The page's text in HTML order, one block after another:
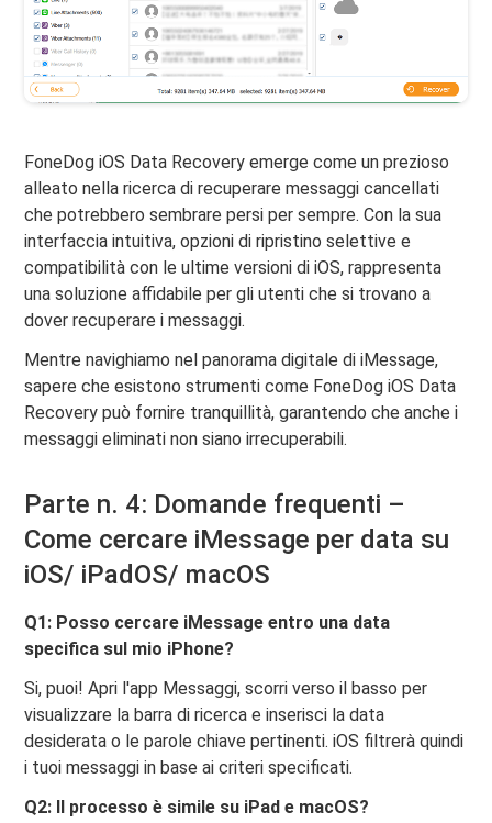
FoneDog iOS Data Recovery emerge come un prezioso
alleato nella ricerca di recuperare messaggi cancellati
che potrebbero sembrare persi per sempre. Con la sua
interfaccia intuitiva, opzioni di ripristino selettive e
compatibilità con le ultime versioni di iOS, rappresenta
una soluzione affidabile per gli utenti che si trovano a
dover recuperare i messaggi.
Mentre navighiamo nel panorama digitale di iMessage,
sapere che esistono strumenti come FoneDog iOS Data
Recovery può fornire tranquillità, garantendo che anche i
messaggi eliminati non siano irrecuperabili.
Parte n. 4: Domande frequenti –
Come cercare iMessage per data su
iOS/ iPadOS/ macOS
Q1: Posso cercare iMessage entro una data
specifica sul mio iPhone?
Si, puoi! Apri l'app Messaggi, scorri verso il basso per
visualizzare la barra di ricerca e inserisci la data
desiderata o le parole chiave pertinenti. iOS filtrerà quindi
i tuoi messaggi in base ai criteri specificati.
Q2: Il processo è simile su iPad e macOS?